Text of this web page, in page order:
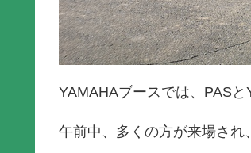
YAMAHAブースでは、PASと
午前中、多くの方が来場され